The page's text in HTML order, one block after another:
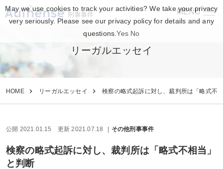
MENU
刑事事件
リーガルエッセイ
HOME リーガルエッセイ 検察の略式起訴に対し、裁判所は「略式不
公開 2021.01.15 更新 2021.07.18 その他刑事事件
検察の略式起訴に対し、裁判所は「略式不相当」
と判断
May we use cookies to track your activities? We take your privacy
very seriously. Please see our privacy policy for details and any
questions.Yes No